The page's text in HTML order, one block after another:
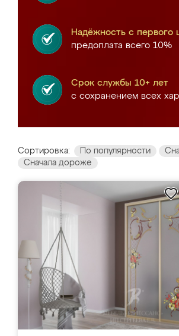
Надёжность с первого
предоплата всего 10%
Срок службы 10+ лет
с сохранением всех
Сортировка: По популярности
Сначала дороже